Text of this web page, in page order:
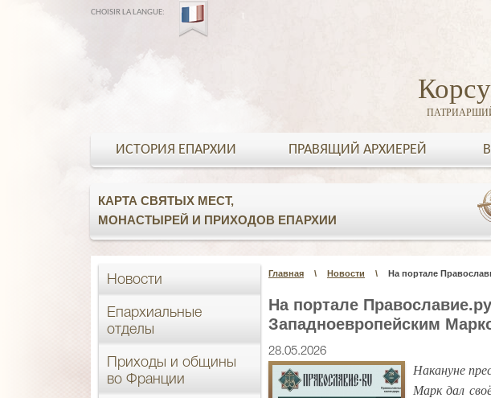
CHOISIR LA LANGUE:
ИСТОРИЯ ЕПАРХИИ ПРАВЯЩИЙ АРХИЕРЕЙ
КАРТА СВЯТЫХ МЕСТ,
МОНАСТЫРЕЙ И ПРИХОДОВ ЕПАРХИИ
Новости
Епархиальные
отделы
Приходы и общины
во Франции
Главная \ Новости \ На портале
На портале
Западноевропейским
28.05.2026
Накануне
Марк дал